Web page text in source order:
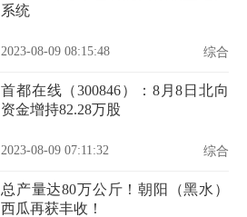
系统
2023-08-09 08:15:48 综合
首都在线（300846）：8月8日北向
资金增持82.28万股
2023-08-09 07:11:32 综合
总产量达80万公斤！朝阳（黑水）
西瓜再获丰收！